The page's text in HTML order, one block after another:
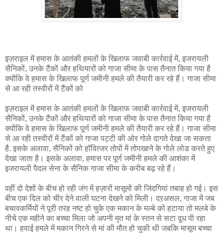
इज़राइल में हमास के आतंकी हमलों के खिलाफ जवाबी कार्रवाई में, इजरायली
सैनिकों, उनके टैंकों और हथियारों को गाजा सीमा के पास तैनात किया गया है
क्योंकि वे हमास के खिलाफ पूर्ण जमीनी हमले की तैयारी कर रहे हैं। गाजा सीमा
से आ रही तस्वीरों में टैंकों को
इज़राइल में हमास के आतंकी हमलों के खिलाफ जवाबी कार्रवाई में, इजरायली
सैनिकों, उनके टैंकों और हथियारों को गाजा सीमा के पास तैनात किया गया है
क्योंकि वे हमास के खिलाफ पूर्ण जमीनी हमले की तैयारी कर रहे हैं। गाजा सीमा
से आ रही तस्वीरों में टैंकों को गाजा पट्टी की ओर गोले दागते देखा जा सकता
है. इसके अलावा, सैनिकों को हॉवित्जर तोपों में तोपखाने के गोले लोड करते हुए
देखा जाता है। इसके अलावा, हमास पर पूर्ण जमीनी हमले की आशंका में
इजरायली पैदल सेना के सैनिक गाजा सीमा के करीब बढ़ रहे हैं।
वहीं दो देशों के बीच हो रही जंग में हज़ारों मासूमों की जिंदगियां तबाह हो गई। इस
बीच एक दिल को चीर देने वाली घटना देखने को मिली। दऱअसल, गाजा में जब
बचावकर्मियों ने पूरी तरह नष्ट हो चुके एक मकान के मल्बे को हटाया तो मलबे के
नीचे एक महीने का बच्चा मिला जो अपनी मृत मां के स्तन से सटा दूध पी रहा
था। हवाई हमले में मकान गिरने से मां की मौत हो चुकी थी जबकि मासूम बच्चा